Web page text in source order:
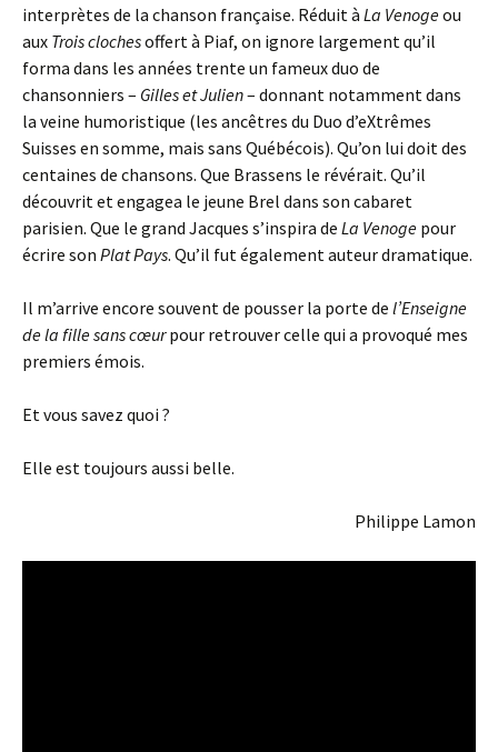
interprètes de la chanson française. Réduit à La Venogeou
aux Trois clochesoffert à Piaf, on ignore largement qu’il
forma dans les années trente un fameux duo de
chansonniers – Gilles et Julien– donnant notamment dans
la veine humoristique (les ancêtres du Duo d’eXtrêmes
Suisses en somme, mais sans Québécois). Qu’on lui doit des
centaines de chansons. Que Brassens le révérait. Qu’il
découvrit et engagea le jeune Brel dans son cabaret
parisien. Que le grand Jacques s’inspira de La Venoge pour
écrire son Plat Pays. Qu’il fut également auteur dramatique.
Il m’arrive encore souvent de pousser la porte de l’Enseigne
de la fille sans cœurpour retrouver celle qui a provoqué mes
premiers émois.
Et vous savez quoi ?
Elle est toujours aussi belle.
Philippe Lamon